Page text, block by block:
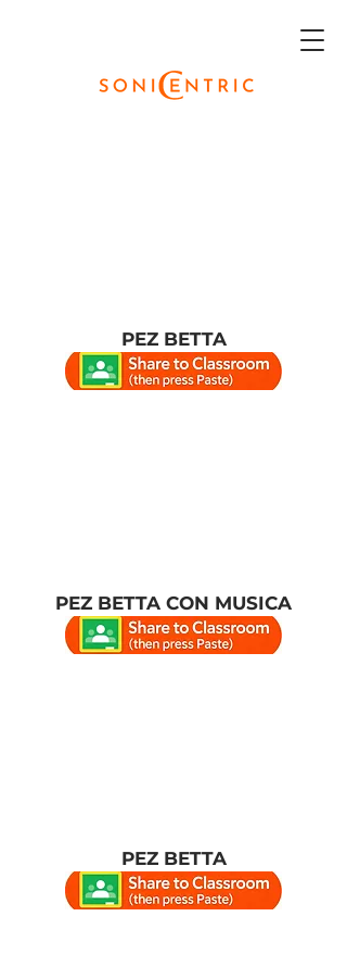
PEZ BETTA
PEZ BETTA CON MUSICA
PEZ BETTA